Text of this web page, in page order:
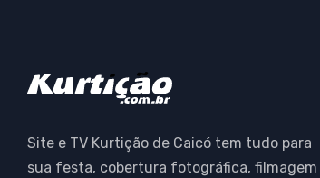
Site e TV Kurtição de Caicó tem tudo para
sua festa, cobertura fotográfica, filmagem